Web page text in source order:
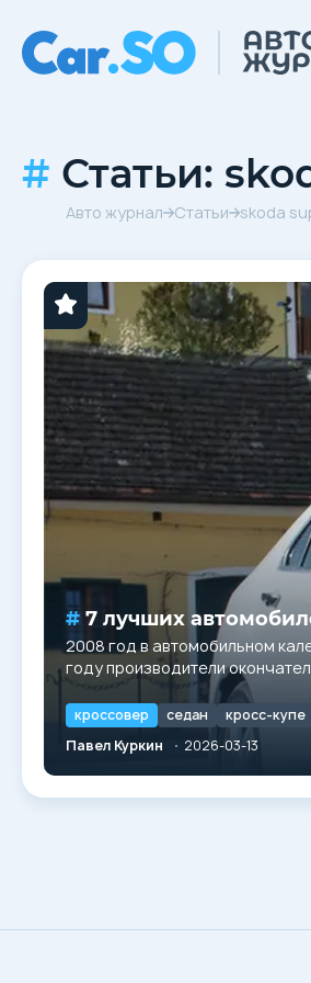
Статьи:
Авто журнал Статьи skoda
7 лучших
2008 год в автомобильном
году производители
жизненный цикл. Для покупателя
кроссовер седан кросс-купе
Павел Куркин
2026-03-13